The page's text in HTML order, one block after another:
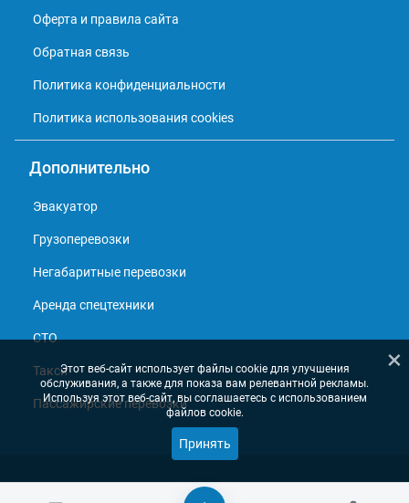
Оферта и правила сайта
Обратная связь
Политика конфиденциальности
Политика использования cookies
Дополнительно
Эвакуатор
Грузоперевозки
Негабаритные перевозки
Аренда спецтехники
СТО
Такси
Пассажирские перевозки
© 2013 - 2026, Справочник перевозчиков
×
Этот веб-сайт использует файлы cookie для улучшения
обслуживания, а также для показа вам релевантной рекламы.
Используя этот веб-сайт, вы соглашаетесь с использованием
файлов cookie.
Принять